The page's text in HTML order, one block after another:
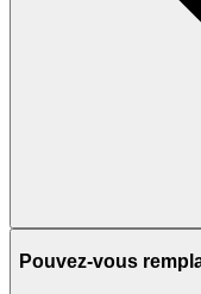
Pouvez-vous